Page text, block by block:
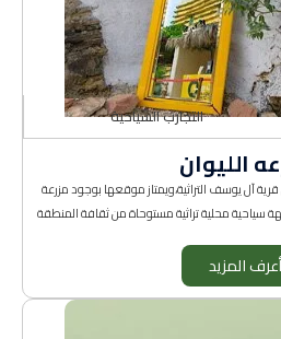
التجارب السياحية
الليوان
آل يوسف التراثية،ويمتاز موقعها بوجود مزرعة
أعرف المزيد